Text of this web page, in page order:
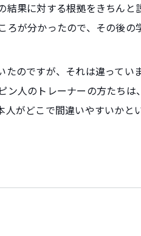
果に対する根拠をきちんと
が分かったので、その後の
のですが、それは違ってい
人のトレーナーの方たち
がどこで間違いやすいかと